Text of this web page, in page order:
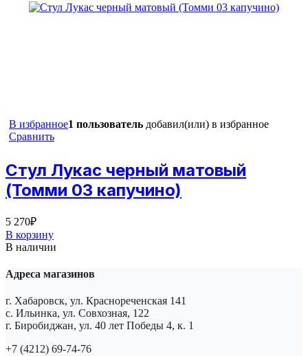
В избранное1 пользователь добавил(или) в избранное
Сравнить
Стул Лукас черный матовый
(Томми 03 капучино)
5 270₽
В корзину
В наличии
Адреса магазинов
г. Хабаровск, ул. Краснореченская 141
с. Ильинка, ул. Совхозная, 122
г. Биробиджан, ул. 40 лет Победы 4, к. 1
+7 (4212) 69-74-76